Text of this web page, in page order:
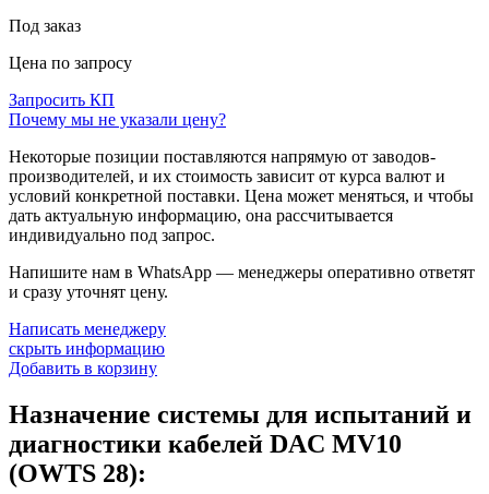
Под заказ
Цена по запросу
Запросить КП
Почему мы не указали цену?
Некоторые позиции поставляются напрямую от заводов-
производителей, и их стоимость зависит от курса валют и
условий конкретной поставки. Цена может меняться, и чтобы
дать актуальную информацию, она рассчитывается
индивидуально под запрос.
Напишите нам в WhatsApp — менеджеры оперативно ответят
и сразу уточнят цену.
Написать менеджеру
скрыть информацию
Добавить в корзину
Назначение системы для испытаний и
диагностики кабелей DAC MV10
(OWTS 28):